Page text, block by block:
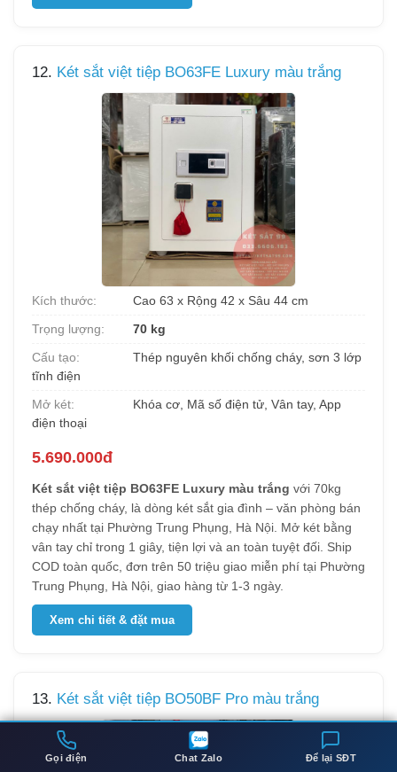
Gọi điện Chat Zalo Để lại SĐT
12. Két sắt việt tiệp BO63FE Luxury màu trắng
Kích thước:
Cao 63 x Rộng 42 x Sâu 44 cm
Trọng lượng:
70 kg
Cấu tạo:
Thép nguyên khối chống cháy, sơn 3 lớp
tĩnh điện
Mở két:
Khóa cơ, Mã số điện tử, Vân tay, App
điện thoại
5.690.000đ
Két sắt việt tiệp BO63FE Luxury màu trắng với 70kg
thép chống cháy, là dòng két sắt gia đình – văn phòng bán
chạy nhất tại Phường Trung Phụng, Hà Nội. Mở két bằng
vân tay chỉ trong 1 giây, tiện lợi và an toàn tuyệt đối. Ship
COD toàn quốc, đơn trên 50 triệu giao miễn phí tại Phường
Trung Phụng, Hà Nội, giao hàng từ 1-3 ngày.
Xem chi tiết & đặt mua
13. Két sắt việt tiệp BO50BF Pro màu trắng